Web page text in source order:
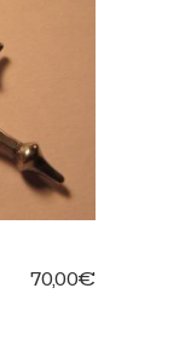
70,00€